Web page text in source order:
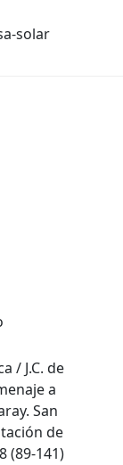
solar
/ J.C. de
a
San
de
(89-141)